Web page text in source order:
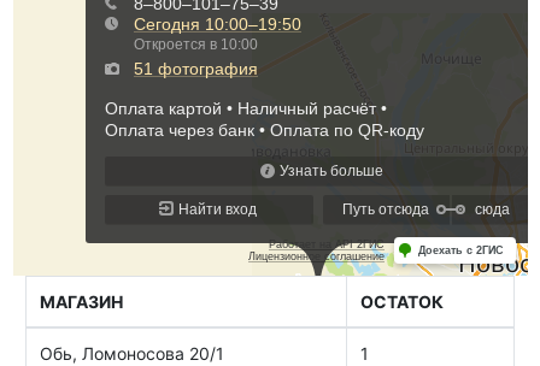
МАГАЗИН ОСТАТОК
Обь, Ломоносова 20/1 1